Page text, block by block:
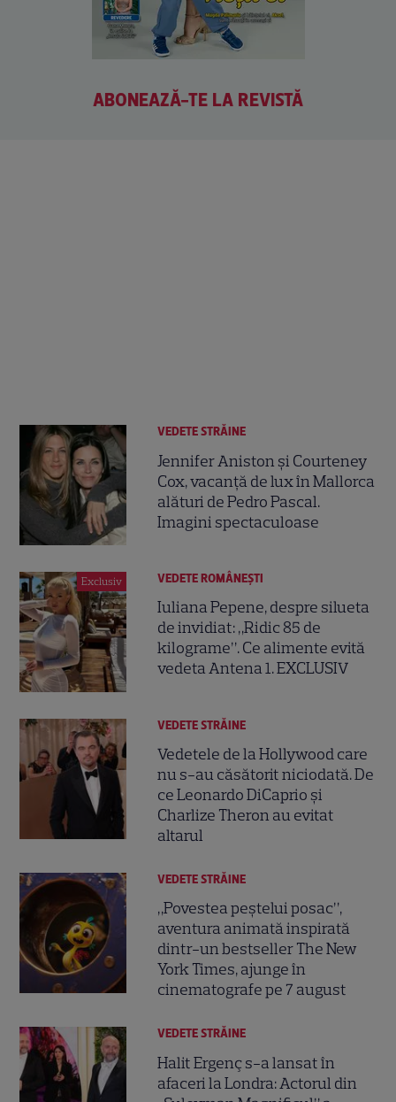
ABONEAZĂ-TE LA REVISTĂ
VEDETE STRĂINE
Jennifer Aniston și Courteney
Cox, vacanță de lux în Mallorca
alături de Pedro Pascal.
Imagini spectaculoase
Exclusiv VEDETE ROMÂNEŞTI
Iuliana Pepene, despre silueta
de invidiat: „Ridic 85 de
kilograme”. Ce alimente evită
vedeta Antena 1. EXCLUSIV
VEDETE STRĂINE
Vedetele de la Hollywood care
nu s-au căsătorit niciodată. De
ce Leonardo DiCaprio și
Charlize Theron au evitat
altarul
VEDETE STRĂINE
„Povestea peștelui posac”,
aventura animată inspirată
dintr-un bestseller The New
York Times, ajunge în
cinematografe pe 7 august
VEDETE STRĂINE
Halit Ergenç s-a lansat în
afaceri la Londra: Actorul din